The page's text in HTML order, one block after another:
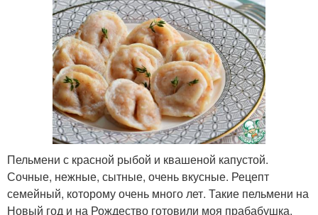
Пельмени с красной рыбой и квашеной капустой.
Сочные, нежные, сытные, очень вкусные. Рецепт
семейный, которому очень много лет. Такие пельмени на
Новый год и на Рождество готовили моя прабабушка,